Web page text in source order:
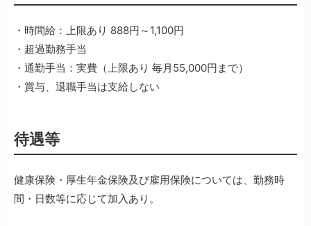
・時間給：上限あり 888円～1,100円
・超過勤務手当
・通勤手当：実費（上限あり 毎月55,000円まで）
・賞与、退職手当は支給しない
待遇等
健康保険・厚生年金保険及び雇用保険については、勤務時
間・日数等に応じて加入あり。